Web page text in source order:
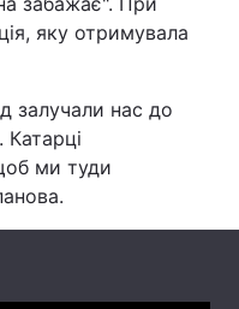
яку отримувала
залучали нас до
ми туди